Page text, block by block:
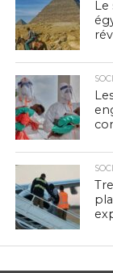
Le